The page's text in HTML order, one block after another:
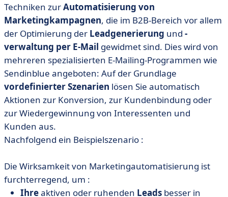
Techniken zurAutomatisierung von
Marketingkampagnen, die im B2B-Bereich vor allem
der Optimierung der Leadgenerierung und -
verwaltung per E-Mail gewidmet sind. Dies wird von
mehreren spezialisierten E-Mailing-Programmen wie
Sendinblue angeboten: Auf der Grundlage
vordefinierter Szenarien lösen Sie automatisch
Aktionen zur Konversion, zur Kundenbindung oder
zur Wiedergewinnung von Interessenten und
Kunden aus.
Nachfolgend ein Beispielszenario :
Die Wirksamkeit von Marketingautomatisierung ist
furchterregend, um :
Ihreaktiven oder ruhenden Leads besser in